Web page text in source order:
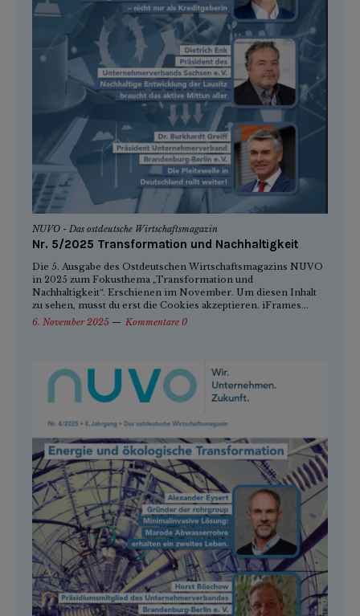
NUVO - Das ostdeutsche Wirtschaftsmagazin
Nr. 5/2025 Transformation und Nachhaltigkeit
Die 5. Ausgabe des Ostdeutschen Wirtschaftsmagazins NUVO
in 2025 zum Fokusthema „Transformation und
Nachhaltigkeit“. Erschienen im November. Um diesen Inhalt
zu sehen, musst du erst die Cookies akzeptieren. iFrames...
6. November 2025
Kommentare 0